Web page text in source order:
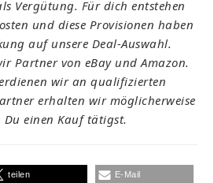
Vergütung. Für dich entstehen
und diese Provisionen haben
auf unsere Deal-Auswahl.
Partner von eBay und Amazon.
wir an qualifizierten
erhalten wir möglicherweise
einen Kauf tätigst.
teilen E-Mail